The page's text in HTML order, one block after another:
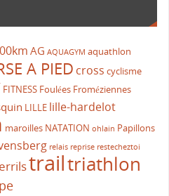
AG AQUAGYM aquathlon
A PIED cross cyclisme
FITNESS Foulées Froméziennes
LILLE lille-hardelot
maroilles NATATION ohlain Papillons
relais reprise restecheztoi
trailtriathlon